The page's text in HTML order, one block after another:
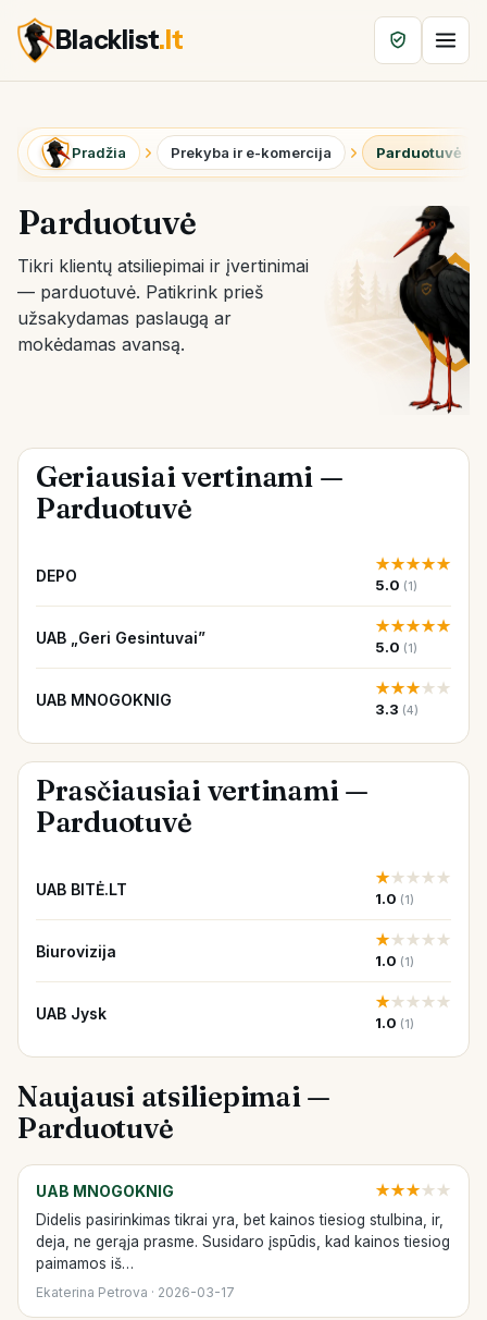
Blacklist.lt
Pradžia Prekyba ir e-komercija Parduotuvė
Parduotuvė
Tikri klientų atsiliepimai ir įvertinimai
— parduotuvė. Patikrink prieš
užsakydamas paslaugą ar
mokėdamas avansą.
Geriausiai vertinami —
Parduotuvė
DEPO
★★★★★
5.0 (1)
UAB „Geri Gesintuvai”
★★★★★
5.0 (1)
UAB MNOGOKNIG
★★★★★
3.3 (4)
Prasčiausiai vertinami —
Parduotuvė
UAB BITĖ.LT
★★★★★
1.0 (1)
Biurovizija
★★★★★
1.0 (1)
UAB Jysk
★★★★★
1.0 (1)
Naujausi atsiliepimai —
Parduotuvė
UAB MNOGOKNIG ★★★★★
Didelis pasirinkimas tikrai yra, bet kainos tiesiog stulbina, ir,
deja, ne gerąja prasme. Susidaro įspūdis, kad kainos tiesiog
paimamos iš…
Ekaterina Petrova · 2026-03-17